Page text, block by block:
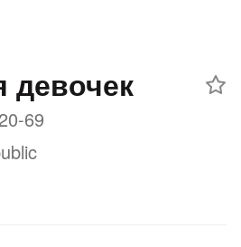
девочек
69